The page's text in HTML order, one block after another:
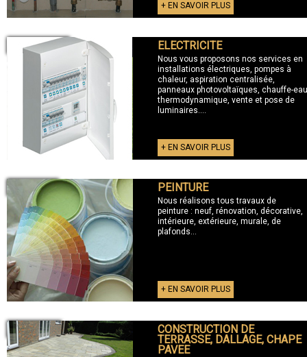
+ EN SAVOIR PLUS
+ ELECTRICITE ELECTRICITE
Nous vous proposons nos services en
installations électriques, pompes à
chaleur, aspiration centralisée,
panneaux photovoltaïques, chauffe-eau
thermodynamique, vente et pose de
luminaires....
+ EN SAVOIR PLUS
+ PEINTURE PEINTURE
Nous réalisons tous travaux de
peinture : neuf, rénovation, décorative,
intérieure, extérieure, murale, de
plafonds...
+ EN SAVOIR PLUS
+ TERRASSE CONSTRUCTION DE
TERRASSE, DALLAGE, CHAPE
PAVEE